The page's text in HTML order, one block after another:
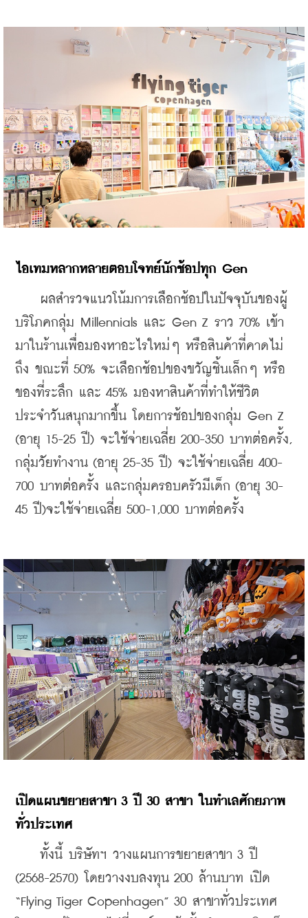
ไอเทมหลากหลายตอบโจทย์นักช้อปทุก Gen
ผลสำรวจแนวโน้มการเลือกช้อปในปัจจุบันของผู้
บริโภคกลุ่ม Millennials และ Gen Z ราว 70% เข้า
มาในร้านเพื่อมองหาอะไรใหม่ๆ หรือสินค้าที่คาดไม่
ถึง ขณะที่ 50% จะเลือกช้อปของขวัญชิ้นเล็กๆ หรือ
ของที่ระลึก และ 45% มองหาสินค้าที่ทำให้ชีวิต
ประจำวันสนุกมากขึ้น โดยการช้อปของกลุ่ม Gen Z
(อายุ 15-25 ปี) จะใช้จ่ายเฉลี่ย 200-350 บาทต่อครั้ง,
กลุ่มวัยทำงาน (อายุ 25-35 ปี) จะใช้จ่ายเฉลี่ย 400-
700 บาทต่อครั้ง และกลุ่มครอบครัวมีเด็ก (อายุ 30-
45 ปี)จะใช้จ่ายเฉลี่ย 500-1,000 บาทต่อครั้ง
เปิดแผนขยายสาขา 3 ปี 30 สาขา
ในทำเลศักยภาพ
ทั่วประเทศ
ทั้งนี้ บริษัทฯ วางแผนการขยายสาขา 3 ปี
(2568-2570) โดยวางงบลงทุน 200 ล้านบาท เปิด
“Flying Tiger Copenhagen” 30 สาขาทั่วประเทศ